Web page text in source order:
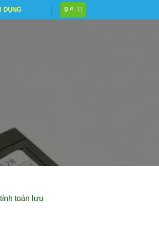
DỤNG 0₫
toán lưu